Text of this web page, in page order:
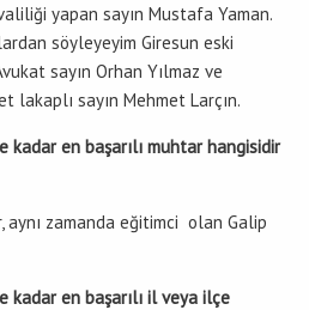
yapan sayın Mustafa Yaman.
söyleyeyim Giresun eski
sayın Orhan Yılmaz ve
lakaplı sayın Mehmet Larçın.
kadar en başarılı muhtar hangisidir
aynı zamanda eğitimci olan Galip
kadar en başarılı il veya ilçe